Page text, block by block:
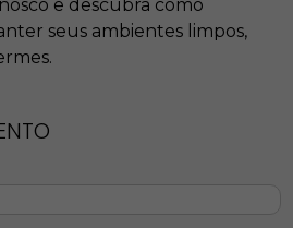
e descubra como
seus ambientes limpos,